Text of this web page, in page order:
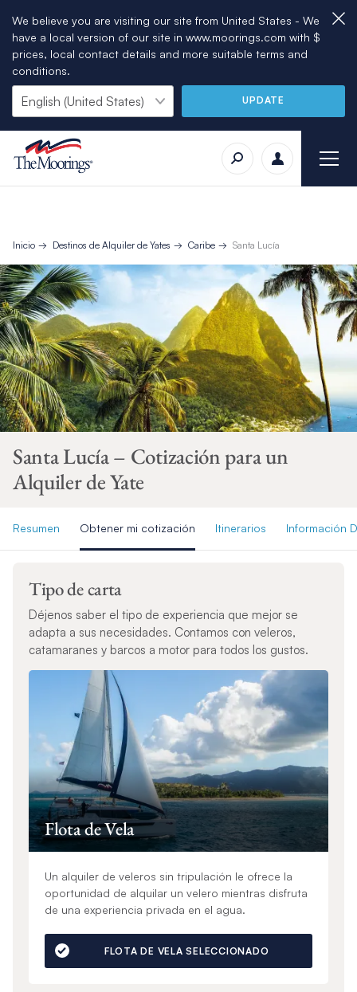
We believe you are visiting our site from United States - We
have a local version of our site in www.moorings.com with $
prices, local contact details and more suitable terms and
conditions.
UPDATE
Inicio Destinos de Alquiler de Yates Caribe Santa Lucía
Santa Lucía – Cotización para un
Alquiler de Yate
Resumen Obtener mi cotización Itinerarios Información
Tipo de carta
Déjenos saber el tipo de experiencia que mejor se
adapta a sus necesidades. Contamos con veleros,
catamaranes y barcos a motor para todos los gustos.
Flota de Vela
Un alquiler de veleros sin tripulación le ofrece la
oportunidad de alquilar un velero mientras disfruta
de una experiencia privada en el agua.
FLOTA DE VELA SELECCIONADO